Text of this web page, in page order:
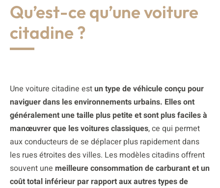
Qu’est-ce qu’une voiture
citadine ?
Une voiture citadine estun type de véhicule conçu pour
naviguer dans les environnements urbains. Elles ont
généralement une taille plus petite et sont plus faciles à
manœuvrer que les voitures classiques, ce qui permet
aux conducteurs de se déplacer plus rapidement dans
les rues étroites des villes. Les modèles citadins offrent
souvent une meilleure consommation de carburant et un
coût total inférieur par rapport aux autres types de